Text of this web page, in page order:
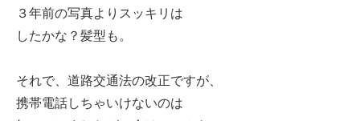
３年前の写真よりスッキリは
したかな？髪型も。
それで、道路交通法の改正ですが、
携帯電話しちゃいけないのは